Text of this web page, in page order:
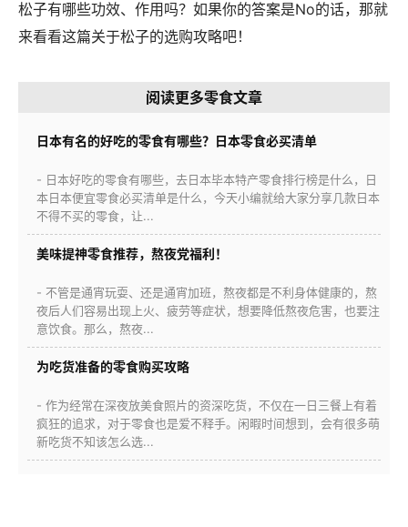
松子有哪些功效、作用吗？如果你的答案是No的话，那就
来看看这篇关于松子的选购攻略吧！
阅读更多零食文章
日本有名的好吃的零食有哪些？日本零食必买清单
- 日本好吃的零食有哪些，去日本毕本特产零食排行榜是什么，日
本日本便宜零食必买清单是什么，今天小编就给大家分享几款日本
不得不买的零食，让...
美味提神零食推荐，熬夜党福利！
- 不管是通宵玩耍、还是通宵加班，熬夜都是不利身体健康的，熬
夜后人们容易出现上火、疲劳等症状，想要降低熬夜危害，也要注
意饮食。那么，熬夜...
为吃货准备的零食购买攻略
- 作为经常在深夜放美食照片的资深吃货，不仅在一日三餐上有着
疯狂的追求，对于零食也是爱不释手。闲暇时间想到，会有很多萌
新吃货不知该怎么选...